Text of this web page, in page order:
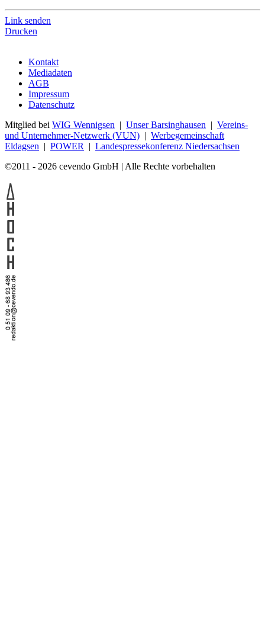
Link senden
Drucken
Kontakt
Mediadaten
AGB
Impressum
Datenschutz
Mitglied bei WIG Wennigsen | Unser Barsinghausen | Vereins-
und Unternehmer-Netzwerk (VUN) | Werbegemeinschaft
Eldagsen | POWER | Landespressekonferenz Niedersachsen
©2011 - 2026 cevendo GmbH | Alle Rechte vorbehalten